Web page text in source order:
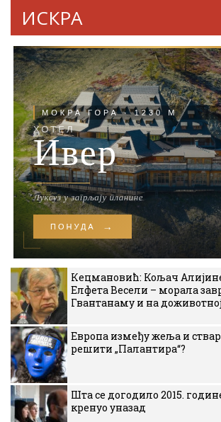
ИСКРА
Кецмановић: Кољач
Елфета Весели – морала
Гвантанаму и на доживотној
Европа између жеља и
решити „Палантира“?
Шта се догодило 2015.
кренуо уназад